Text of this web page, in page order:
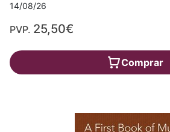
14/08/26
PVP. 25,50€
Comprar